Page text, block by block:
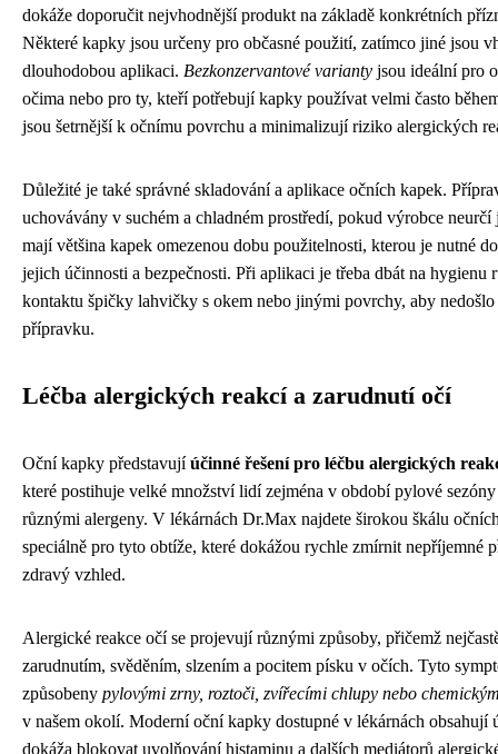
dokáže doporučit nejvhodnější produkt na základě konkrétních
Některé kapky jsou určeny pro občasné použití, zatímco jiné jsou
dlouhodobou aplikaci. Bezkonzervantové varianty jsou ideální pro
očima nebo pro ty, kteří potřebují kapky používat velmi často
jsou šetrnější k očnímu povrchu a minimalizují riziko alergických
Důležité je také správné skladování a aplikace očních kapek.
uchovávány v suchém a chladném prostředí, pokud výrobce
mají většina kapek omezenou dobu použitelnosti, kterou je nutné
jejich účinnosti a bezpečnosti. Při aplikaci je třeba dbát na hygienu
kontaktu špičky lahvičky s okem nebo jinými povrchy, aby
přípravku.
Léčba alergických reakcí a zarudnutí očí
Oční kapky představujíúčinné řešení pro léčbu alergických
které postihuje velké množství lidí zejména v období pylové
různými alergeny. V lékárnách Dr.Max najdete širokou škálu
speciálně pro tyto obtíže, které dokážou rychle zmírnit nepříjemné
zdravý vzhled.
Alergické reakce očí se projevují různými způsoby, přičemž
zarudnutím, svěděním, slzením a pocitem písku v očích. Tyto
způsobeny pylovými zrny, roztoči, zvířecími chlupy nebo
v našem okolí. Moderní oční kapky dostupné v lékárnách obsahují
dokážą blokovat uvolňování histaminu a dalších mediátorů